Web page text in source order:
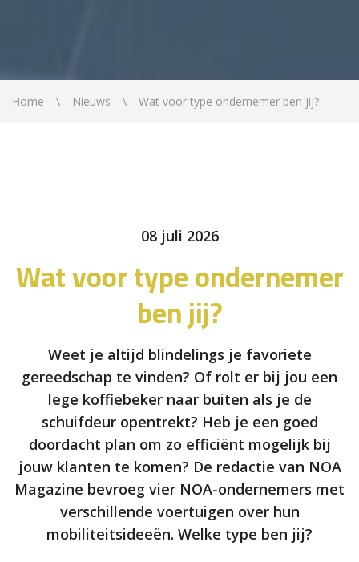
Home Nieuws Wat voor type ondernemer ben jij?
08 juli 2026
Wat voor type ondernemer
ben jij?
Weet je altijd blindelings je favoriete
gereedschap te vinden? Of rolt er bij jou een
lege koffiebeker naar buiten als je de
schuifdeur opentrekt? Heb je een goed
doordacht plan om zo efficiënt mogelijk bij
jouw klanten te komen? De redactie van NOA
Magazine bevroeg vier NOA-ondernemers met
verschillende voertuigen over hun
mobiliteitsideeën. Welke type ben jij?